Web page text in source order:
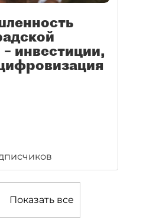
инвестиции,
Показать все